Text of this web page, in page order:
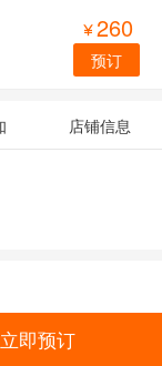
 260
预订
店铺信息
立即预订